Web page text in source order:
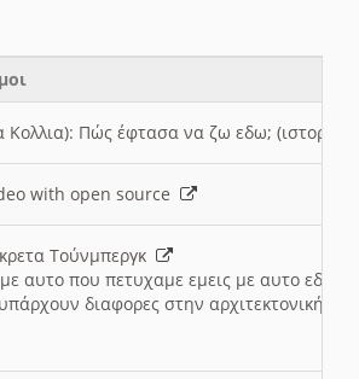
Πώς έφτασα να ζω εδω; (ιστορια)
with open source
Τούνμπεργκ
αυτο που πετυχαμε εμεις με αυτο εδω
διαφορες στην αρχιτεκτονική